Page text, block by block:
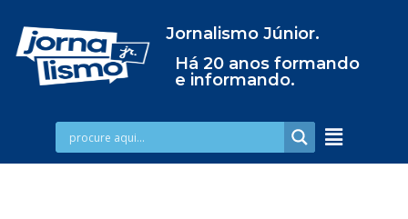
Jornalismo Júnior.
Há 20 anos formando
e informando.